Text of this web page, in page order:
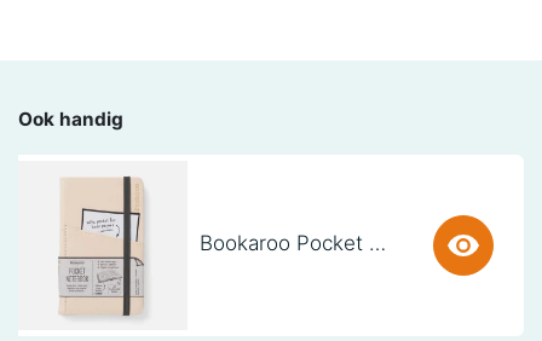
Ook handig
Bookaroo Pocket Notebook (A6) - CREAM